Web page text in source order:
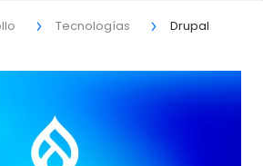
Tecnologías Drupal